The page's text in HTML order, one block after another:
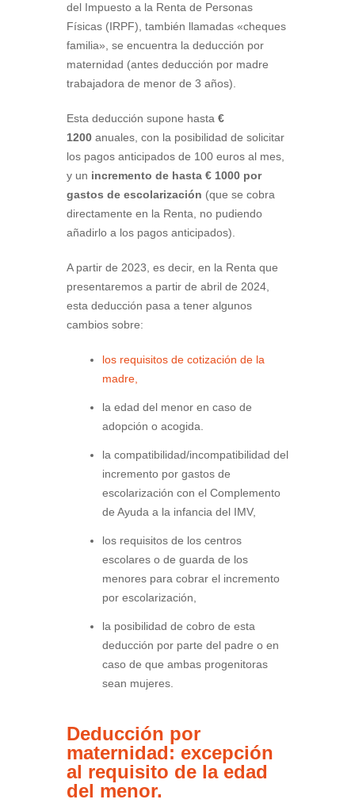
del Impuesto a la Renta de Personas
Físicas (IRPF), también llamadas «cheques
familia», se encuentra la deducción por
maternidad (antes deducción por madre
trabajadora de menor de 3 años).
Esta deducción supone hasta €
1200 anuales, con la posibilidad de solicitar
los pagos anticipados de 100 euros al mes,
y un incremento de hasta € 1000 por
gastos de escolarización (que se cobra
directamente en la Renta, no pudiendo
añadirlo a los pagos anticipados).
A partir de 2023, es decir, en la Renta que
presentaremos a partir de abril de 2024,
esta deducción pasa a tener algunos
cambios sobre:
los requisitos de cotización de la
madre,
la edad del menor en caso de
adopción o acogida.
la compatibilidad/incompatibilidad del
incremento por gastos de
escolarización con el Complemento
de Ayuda a la infancia del IMV,
los requisitos de los centros
escolares o de guarda de los
menores para cobrar el incremento
por escolarización,
la posibilidad de cobro de esta
deducción por parte del padre o en
caso de que ambas progenitoras
sean mujeres.
Deducción por
maternidad: excepción
al requisito de la edad
del menor.